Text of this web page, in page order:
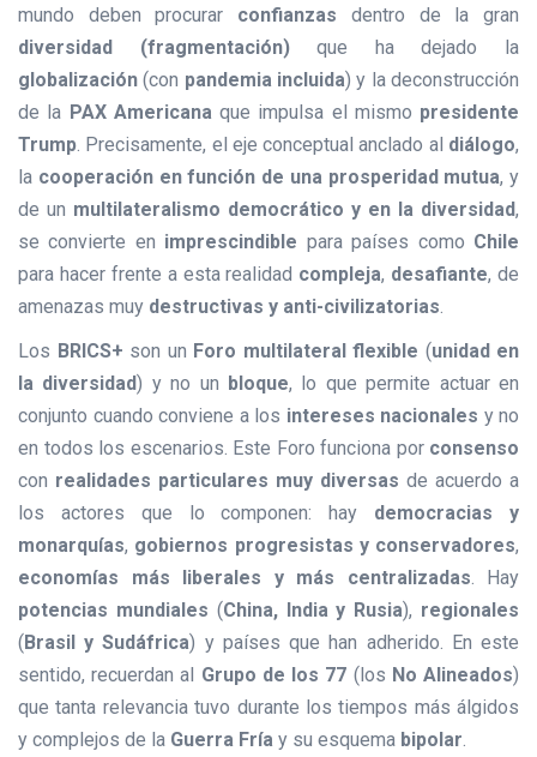
mundo deben procurar confianzas dentro de la gran
diversidad (fragmentación)que ha dejado la
globalización (con pandemia incluida) y la deconstrucción
de la PAX Americanaque impulsa el mismo presidente
Trump. Precisamente, el eje conceptual anclado al diálogo,
la cooperación en función de una prosperidad mutua, y
de un multilateralismo democrático y en la diversidad,
se convierte en imprescindible para países como Chile
para hacer frente a esta realidad compleja, desafiante, de
amenazas muy destructivas y anti-civilizatorias.
Los BRICS+ son un Foro multilateral flexible (unidad en
la diversidad) y no un bloque, lo que permite actuar en
conjunto cuando conviene a los intereses nacionales y no
en todos los escenarios. Este Foro funciona por consenso
con realidades particulares muy diversas de acuerdo a
los actores que lo componen: hay democracias y
monarquías, gobiernos progresistas y conservadores,
economías más liberales y más centralizadas. Hay
potencias mundiales (China, India y Rusia), regionales
(Brasil y Sudáfrica) y países que han adherido. En este
sentido, recuerdan al Grupo de los 77 (los No Alineados)
que tanta relevancia tuvo durante los tiempos más álgidos
y complejos de la Guerra Fría y su esquema bipolar.